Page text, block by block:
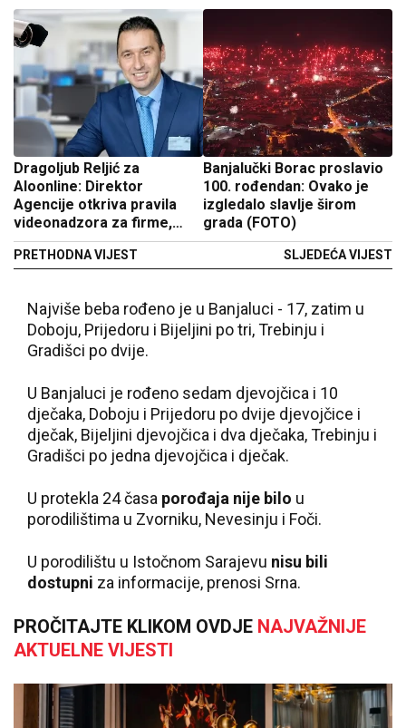
Dragoljub Reljić za
Aloonline: Direktor
Agencije otkriva pravila
videonadzora za firme,
zgrade i komšije
PRETHODNA VIJEST
Banjalučki Borac proslavio
100. rođendan: Ovako je
izgledalo slavlje širom
grada (FOTO)
SLJEDEĆA VIJEST
Najviše beba rođeno je u Banjaluci - 17, zatim u
Doboju, Prijedoru i Bijeljini po tri, Trebinju i
Gradišci po dvije.
U Banjaluci je rođeno sedam djevojčica i 10
dječaka, Doboju i Prijedoru po dvije djevojčice i
dječak, Bijeljini djevojčica i dva dječaka, Trebinju i
Gradišci po jedna djevojčica i dječak.
U protekla 24 časa porođaja nije bilo u
porodilištima u Zvorniku, Nevesinju i Foči.
U porodilištu u Istočnom Sarajevu nisu bili
dostupni za informacije, prenosi Srna.
PROČITAJTE KLIKOM OVDJE NAJVAŽNIJE
AKTUELNE VIJESTI